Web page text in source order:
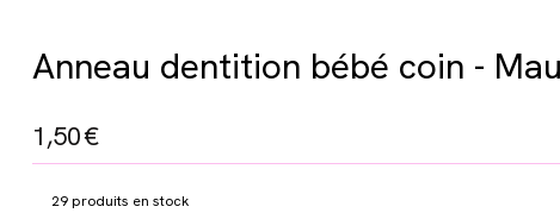
Anneau dentition bébé coin -
1,50€
29produits en stock